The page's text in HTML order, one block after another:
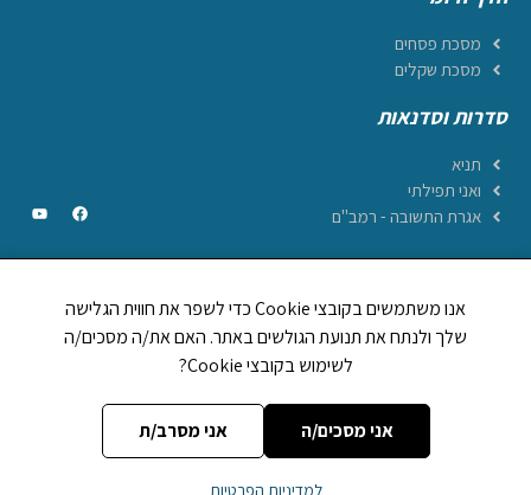
מסכת פסחים
מסכת שקלים
סדרות וסדנאות
תניא
ואני תפילתי
אגרת התשובה - רמב"ם
CREATED BY JEWTECH
1,248,894 אות בספר תורה
אנו משתמשים בקובצי Cookie כדי לשפר את חווית הגלישה
שלך ולנתח את תנועת הגולשים באתר. האם את/ה מסכים/ה
לשימוש בקובצי Cookie?
אני מסכים/ה אני מסרב/ת
למדיניות הפרטיות